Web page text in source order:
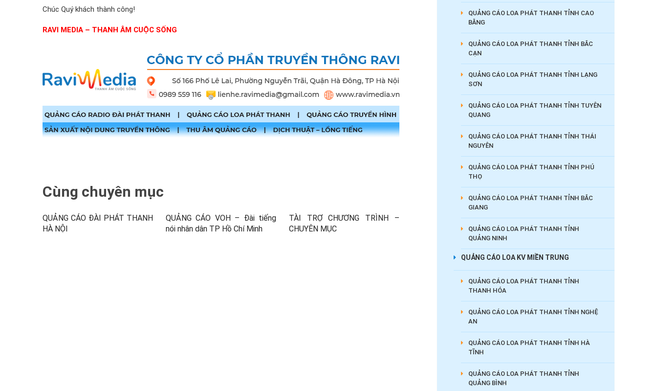
Chúc Quý khách thành công!
RAVI MEDIA – THANH ÂM CUỘC SỐNG
Cùng chuyên mục
QUẢNG CÁO ĐÀI PHÁT THANH
HÀ NỘI
QUẢNG CÁO VOH – Đài tiếng
nói nhân dân TP Hồ Chí Minh
TÀI TRỢ CHƯƠNG TRÌNH –
CHUYÊN MỤC
QUẢNG CÁO LOA PHÁT THANH TỈNH CAO
BẰNG
QUẢNG CÁO LOA PHÁT THANH TỈNH BẮC
CẠN
QUẢNG CÁO LOA PHÁT THANH TỈNH LẠNG
SƠN
QUẢNG CÁO LOA PHÁT THANH TỈNH TUYÊN
QUANG
QUẢNG CÁO LOA PHÁT THANH TỈNH THÁI
NGUYÊN
QUẢNG CÁO LOA PHÁT THANH TỈNH PHÚ
THỌ
QUẢNG CÁO LOA PHÁT THANH TỈNH BẮC
GIANG
QUẢNG CÁO LOA PHÁT THANH TỈNH
QUẢNG NINH
QUẢNG CÁO LOA KV MIỀN TRUNG
QUẢNG CÁO LOA PHÁT THANH TỈNH
THANH HÓA
QUẢNG CÁO LOA PHÁT THANH TỈNH NGHỆ
AN
QUẢNG CÁO LOA PHÁT THANH TỈNH HÀ
TĨNH
QUẢNG CÁO LOA PHÁT THANH TỈNH
QUẢNG BÌNH